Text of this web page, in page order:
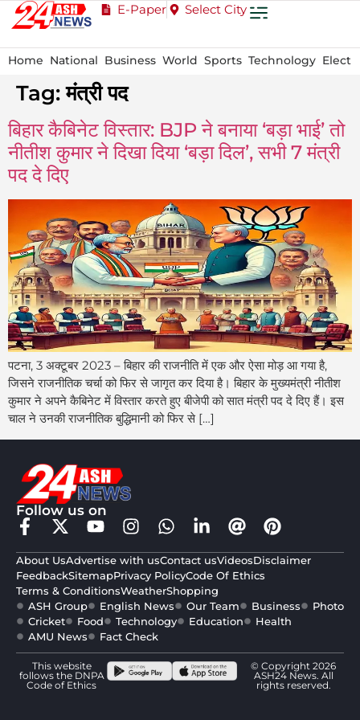
E-Paper Select City
Home National Business World Sports Technology
Tag:मंत्री पद
बिहार कैबिनेट विस्तार: BJP ने बनाया ‘बड़ा भाई’ तो
नीतीश कुमार ने दिखा दिया ‘बड़ा दिल’, सभी 7 मंत्री
पद दे दिए
पटना, 3 अक्टूबर 2023 – बिहार की राजनीति में एक और ऐसा मोड़ आ गया है,
जिसने राजनीतिक चर्चा को फिर से जागृत कर दिया है। बिहार के मुख्यमंत्री नीतीश
कुमार ने अपने कैबिनेट में विस्तार करते हुए बीजेपी को सात मंत्री पद दे दिए हैं। इस
चाल ने उनकी राजनीतिक बुद्धिमानी को फिर से […]
Follow us on
About UsAdvertise with usContact usVideosDisclaimer
FeedbackSitemapPrivacy PolicyCode Of Ethics
Terms & ConditionsWeatherShopping
ASH Group
English News Our Team Business
Photo
Cricket
Food Technology Education
Health
AMU News
Fact Check
This website
follows the DNPA
Code of Ethics
© Copyright 2026
ASH24 News. All
rights reserved.